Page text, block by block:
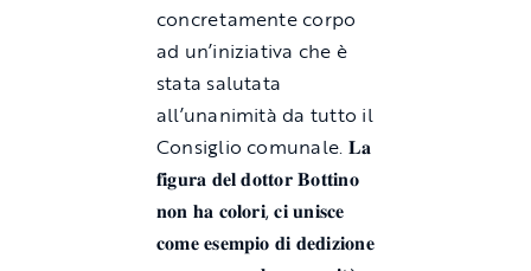
concretamente corpo
ad un’iniziativa che è
stata salutata
all’unanimità da tutto il
Consiglio comunale. 𝐋𝐚
𝐟𝐢𝐠𝐮𝐫𝐚 𝐝𝐞𝐥 𝐝𝐨𝐭𝐭𝐨𝐫 𝐁𝐨𝐭𝐭𝐢𝐧𝐨
𝐧𝐨𝐧 𝐡𝐚 𝐜𝐨𝐥𝐨𝐫𝐢, 𝐜𝐢 𝐮𝐧𝐢𝐬𝐜𝐞
𝐜𝐨𝐦𝐞 𝐞𝐬𝐞𝐦𝐩𝐢𝐨 𝐝𝐢 𝐝𝐞𝐝𝐢𝐳𝐢𝐨𝐧𝐞